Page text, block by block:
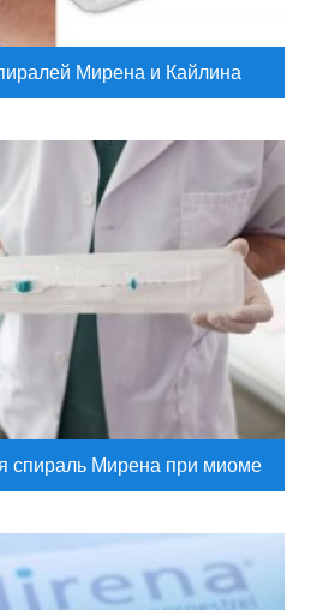
Мирена и Кайлина
спираль Мирена при миоме